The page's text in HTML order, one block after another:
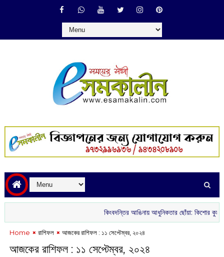
কিংবদন্তির আঙিনায় আধুনিকতার ছোঁয়া: কিশোর কুমারের
Home রাশিফল আজকের রাশিফল : ১১ সেপ্টেম্বর, ২০২৪
আজকের রাশিফল : ১১ সেপ্টেম্বর, ২০২৪